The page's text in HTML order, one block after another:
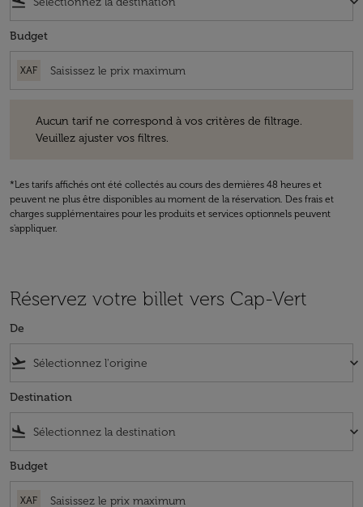
Budget
XAF
Aucun tarif ne correspond à vos critères de filtrage.
Veuillez ajuster vos filtres.
*Les tarifs affichés ont été collectés au cours des dernières 48 heures et
peuvent ne plus être disponibles au moment de la réservation. Des frais et
charges supplémentaires pour les produits et services optionnels peuvent
s'appliquer.
Réservez votre billet vers Cap-Vert
De
flight_takeoff keyboard_arrow_down
Destination
flight_land keyboard_arrow_down
Budget
XAF